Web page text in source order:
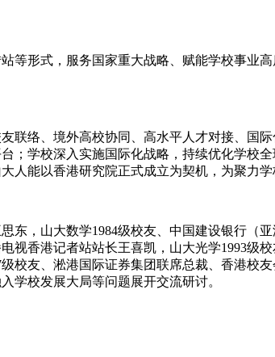
形式，服务国家重大战略、赋能学校事业
络、境外高校协同、高水平人才对接、国
学校深入实施国际化战略，持续优化学校
能以香港研究院正式成立为契机，为聚力学
，山大数学1984级校友、中国建设银行（
视香港记者站站长王喜凯，山大光学1993级
校友、淞港国际证券集团联席总裁、香港校
学校发展大局等问题展开交流研讨。